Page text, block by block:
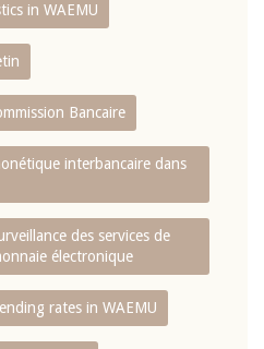
in WAEMU
Bancaire
interbancaire dans
des services de
électronique
rates in WAEMU